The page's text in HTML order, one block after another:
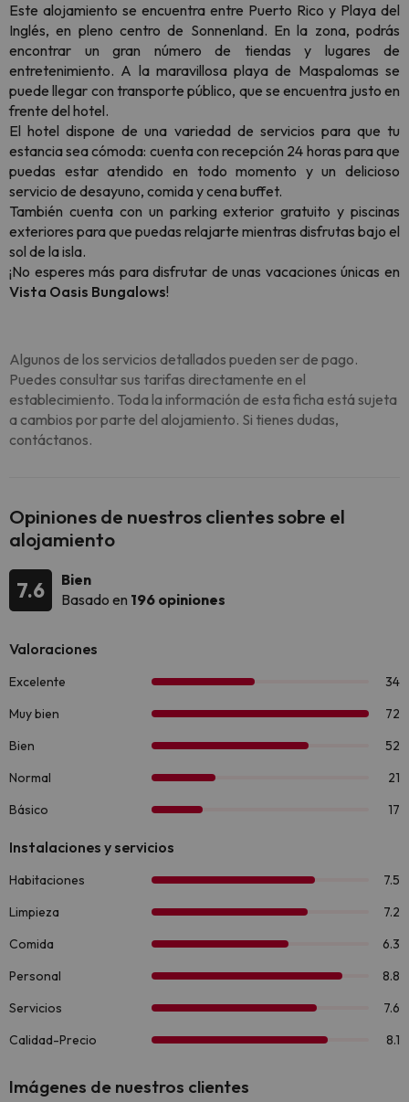
Este alojamiento se encuentra entre Puerto Rico y Playa del
Inglés, en pleno centro de Sonnenland. En la zona, podrás
encontrar un gran número de tiendas y lugares de
entretenimiento. A la maravillosa playa de Maspalomas se
puede llegar con transporte público, que se encuentra justo en
frente del hotel.
El hotel dispone de una variedad de servicios para que tu
estancia sea cómoda: cuenta con recepción 24 horas para que
puedas estar atendido en todo momento y un delicioso
servicio de desayuno, comida y cena buffet.
También cuenta con un parking exterior gratuito y piscinas
exteriores para que puedas relajarte mientras disfrutas bajo el
sol de la isla.
¡No esperes más para disfrutar de unas vacaciones únicas en
Vista Oasis Bungalows!
Algunos de los servicios detallados pueden ser de pago.
Puedes consultar sus tarifas directamente en el
establecimiento. Toda la información de esta ficha está sujeta
a cambios por parte del alojamiento. Si tienes dudas,
contáctanos.
Opiniones de nuestros clientes sobre el
alojamiento
7.6
Bien
Basado en 196 opiniones
Imágenes de nuestros clientes